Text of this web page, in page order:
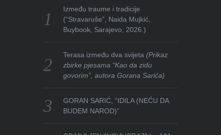
Između traume i tradicije
(“Stravaruše”, Naida Mujkić,
Buybook, Sarajevo, 2026.)
Terasa između dva svijeta(Prikaz
zbirke pjesama “Kao da zidu
govorim”, autora Gorana Sarića)
GORAN SARIĆ, “IDILA (NEĆU DA
BUDEM NAROD)”